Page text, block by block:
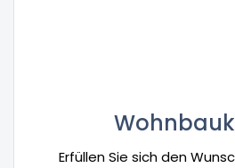
Erfüllen Sie sich den